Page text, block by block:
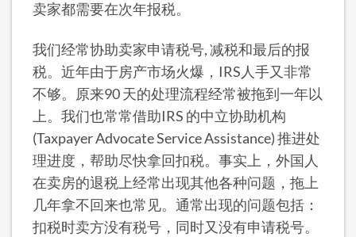
卖家都需要在次年报税。
我们经常协助卖家申请税号, 减税和最后的报
税。近年由于房产市场火爆，IRS人手又非常
不够。原来90 天的处理流程经常被拖到一年以
上。我们也常常借助IRS 的中立协助机构
(Taxpayer Advocate Service Assistance) 推进处
理进度，帮助尽快拿回扣税。事实上，外国人
在卖房的退税上经常出现其他各种问题，拖上
几年拿不回来也常见。通常出现的问题包括：
扣税时卖方没有税号，同时又没有申请税号。